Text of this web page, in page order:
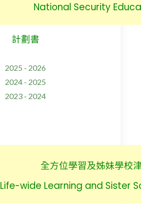
National Security
計劃書
2025 - 2026
2024 - 2025
2023 - 2024
全方位學習及姊妹學校
Life-wide Learning and Sister